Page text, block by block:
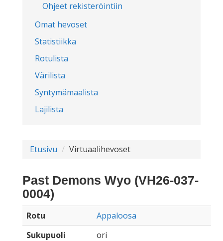
Ohjeet rekisteröintiin
Omat hevoset
Statistiikka
Rotulista
Värilista
Syntymämaalista
Lajilista
Etusivu Virtuaalihevoset
Past Demons Wyo (VH26-037-
0004)
Rotu
Appaloosa
Sukupuoli
ori